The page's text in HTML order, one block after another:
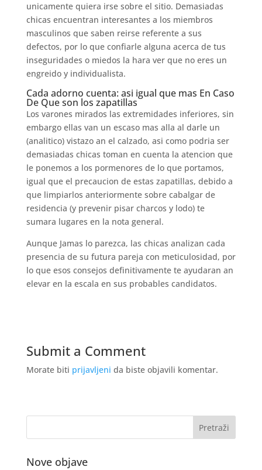
unicamente quiera irse sobre el sitio. Demasiadas
chicas encuentran interesantes a los miembros
masculinos que saben reirse referente a sus
defectos, por lo que confiarle alguna acerca de tus
inseguridades o miedos la hara ver que no eres un
engreido y individualista.
Cada adorno cuenta: asi igual que mas En Caso
De Que son los zapatillas
Los varones mirados las extremidades inferiores, sin
embargo ellas van un escaso mas alla al darle un
(analitico) vistazo an el calzado, asi­ como podri­a ser
demasiadas chicas toman en cuenta la atencion que
le ponemos a los pormenores de lo que portamos,
igual que el precaucion de estas zapatillas, debido a
que limpiarlos anteriormente sobre cabalgar de
residencia (y prevenir pisar charcos y lodo) te
sumara lugares en la nota general.
Aunque Jamas lo parezca, las chicas analizan cada
presencia de su futura pareja con meticulosidad, por
lo que esos consejos definitivamente te ayudaran an
elevar en la escala en sus probables candidatos.
Submit a Comment
Morate biti prijavljeni da biste objavili komentar.
Nove objave